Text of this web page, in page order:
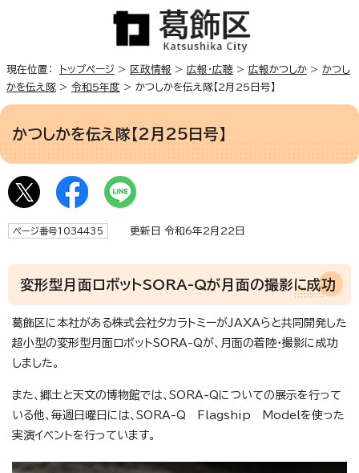
現在位置： トップページ > 区政情報 > 広報・広聴 > 広報かつしか > かつし
かを伝え隊 > 令和5年度 > かつしかを伝え隊【2月25日号】
かつしかを伝え隊【2月25日号】
ページ番号1034435 更新日 令和6年2月22日
変形型月面ロボットSORA-Qが月面の撮影に成功
葛飾区に本社がある株式会社タカラトミーがJAXAらと共同開発した
超小型の変形型月面ロボットSORA-Qが、月面の着陸・撮影に成功
しました。
また、郷土と天文の博物館では、SORA-Qについての展示を行って
いる他、毎週日曜日には、SORA-Q Flagship Modelを使った
実演イベントを行っています。